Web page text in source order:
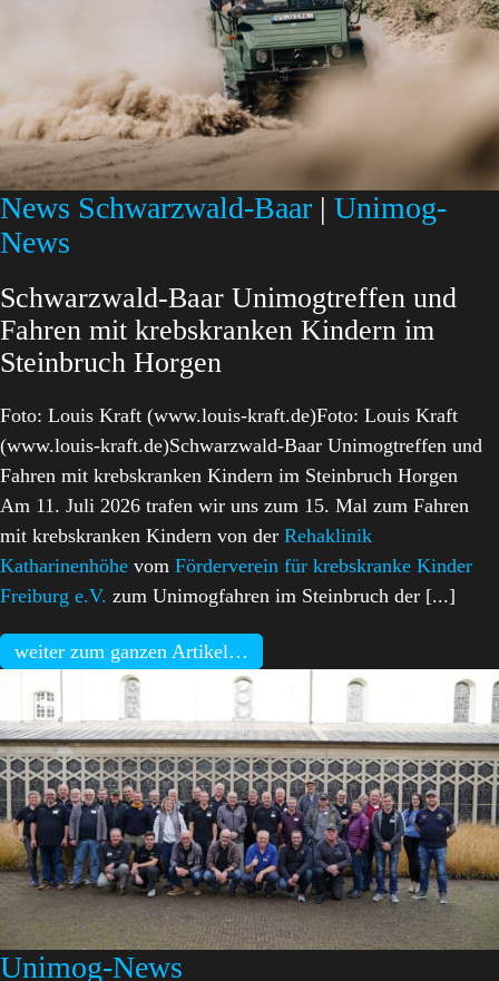
News Schwarzwald-Baar | Unimog-
News
Schwarzwald-Baar Unimogtreffen und
Fahren mit krebskranken Kindern im
Steinbruch Horgen
Foto: Louis Kraft (www.louis-kraft.de)Foto: Louis Kraft
(www.louis-kraft.de)Schwarzwald-Baar Unimogtreffen und
Fahren mit krebskranken Kindern im Steinbruch Horgen
Am 11. Juli 2026 trafen wir uns zum 15. Mal zum Fahren
mit krebskranken Kindern von der Rehaklinik
Katharinenhöhe vom Förderverein für krebskranke Kinder
Freiburg e.V. zum Unimogfahren im Steinbruch der [...]
weiter zum ganzen Artikel…
Unimog-News